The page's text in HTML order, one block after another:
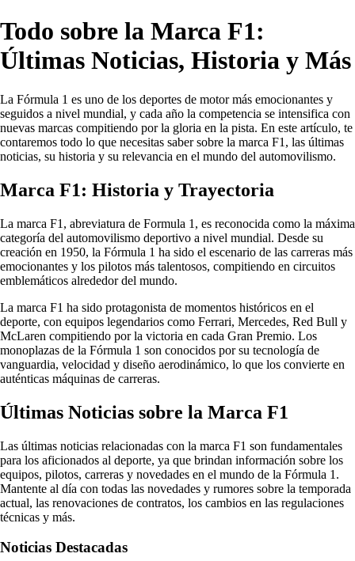
Todo sobre la Marca F1:
Últimas Noticias, Historia y Más
La Fórmula 1 es uno de los deportes de motor más emocionantes y
seguidos a nivel mundial, y cada año la competencia se intensifica con
nuevas marcas compitiendo por la gloria en la pista. En este artículo, te
contaremos todo lo que necesitas saber sobre la marca F1, las últimas
noticias, su historia y su relevancia en el mundo del automovilismo.
Marca F1: Historia y Trayectoria
La marca F1, abreviatura de Formula 1, es reconocida como la máxima
categoría del automovilismo deportivo a nivel mundial. Desde su
creación en 1950, la Fórmula 1 ha sido el escenario de las carreras más
emocionantes y los pilotos más talentosos, compitiendo en circuitos
emblemáticos alrededor del mundo.
La marca F1 ha sido protagonista de momentos históricos en el
deporte, con equipos legendarios como Ferrari, Mercedes, Red Bull y
McLaren compitiendo por la victoria en cada Gran Premio. Los
monoplazas de la Fórmula 1 son conocidos por su tecnología de
vanguardia, velocidad y diseño aerodinámico, lo que los convierte en
auténticas máquinas de carreras.
Últimas Noticias sobre la Marca F1
Las últimas noticias relacionadas con la marca F1 son fundamentales
para los aficionados al deporte, ya que brindan información sobre los
equipos, pilotos, carreras y novedades en el mundo de la Fórmula 1.
Mantente al día con todas las novedades y rumores sobre la temporada
actual, las renovaciones de contratos, los cambios en las regulaciones
técnicas y más.
Noticias Destacadas